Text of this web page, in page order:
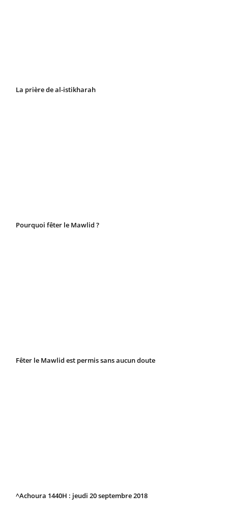
La prière de al-istikharah
Pourquoi fêter le Mawlid ?
Fêter le Mawlid est permis sans aucun doute
^Achoura 1440H : jeudi 20 septembre 2018